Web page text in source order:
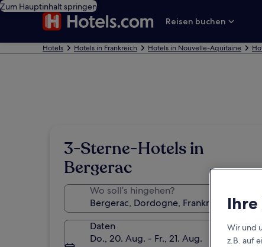
Zum Hauptinhalt springen
Reisen buchen
Hotels Hotels in Frankreich Hotels in Nouvelle-Aquitaine
3-Sterne-Hotels in
Bergerac
Wo soll’s hingehen?
Daten
Do., 20. Aug. - Fr., 21. Aug.
Wir und
z.B. auf